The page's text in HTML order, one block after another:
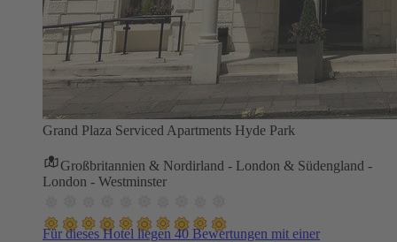
Grand Plaza Serviced Apartments Hyde Park
Großbritannien & Nordirland - London & Südengland -
London - Westminster
Für dieses Hotel liegen 40 Bewertungen mit einer